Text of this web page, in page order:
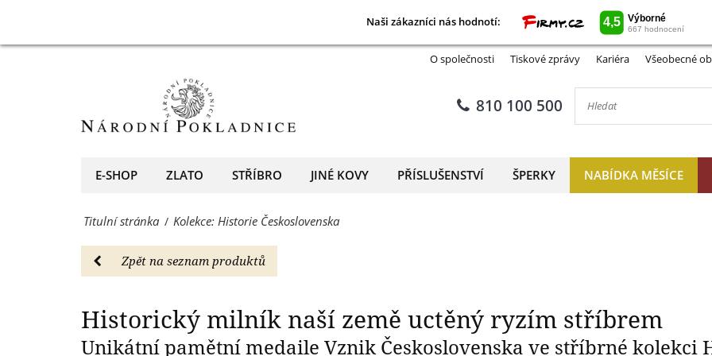
Naši zákazníci nás hodnotí:
stříbra
Národní
Pokladnice
O společnosti Tiskové zprávy Kariéra Všeobecné
810 100 500
E-SHOP ZLATO STŘÍBRO JINÉ KOVY PŘÍSLUŠENSTVÍ ŠPERKY NABÍDKA MĚSÍCE
Titulní stránka / Kolekce: Historie Československa
Zpět na seznam produktů
Historický milník naší země uctěný ryzím stříbrem
Unikátní pamětní medaile Vznik Československa ve stříbrné kolekci
Historický milník naší země uctěný
Naši zákazníci nás hodnotí:
stříbra
Pokladnice
evropský
prodejce
mincí
medailí